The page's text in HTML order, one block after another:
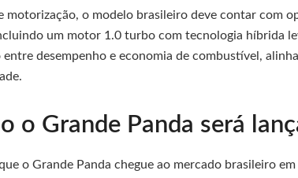
motorização, o modelo brasileiro deve contar com
um motor 1.0 turbo com tecnologia híbrida
desempenho e economia de combustível,
o Grande Panda será
o Grande Panda chegue ao mercado brasileiro